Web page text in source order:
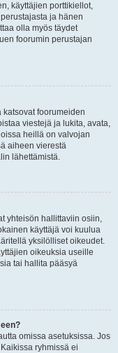
käyttäjien porttikiellot,
ja hänen
olla myös täydet
foorumin perustajan
foorumeiden
viestejä ja lukita, avata,
heillä on valvojan
aiheen vierestä
lähettämistä.
yhteisön hallittaviin osiin,
käyttäjä voi kuulua
yksilölliset oikeudet.
oikeuksia useille
tai hallita pääsyä
omissa asetuksissa. Jos
ryhmissä ei